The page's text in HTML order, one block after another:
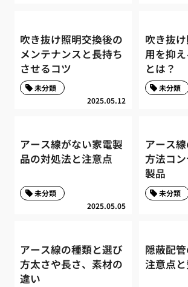
吹き抜け照明交換後の
メンテナンスと長持ち
させるコツ
2025.05.12
未分類
吹き抜
用を抑
とは？
未分類
アース線がない家電製
品の対処法と注意点
2025.05.05
未分類
アース
方法コ
製品
未分類
アース線の種類と選び
方太さや長さ、素材の
違い
隠蔽配
注意点